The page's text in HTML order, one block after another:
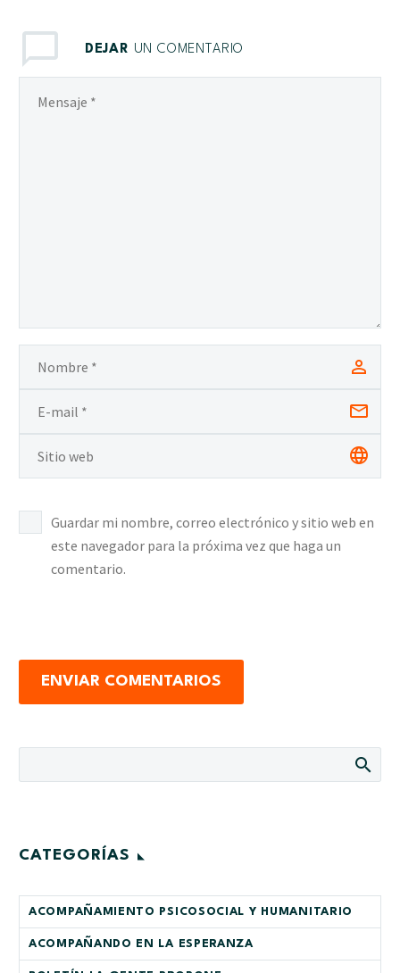
DEJAR UN COMENTARIO
Guardar mi nombre, correo electrónico y sitio web en
este navegador para la próxima vez que haga un
comentario.
ENVIAR COMENTARIOS
CATEGORÍAS
ACOMPAÑAMIENTO PSICOSOCIAL Y HUMANITARIO
ACOMPAÑANDO EN LA ESPERANZA